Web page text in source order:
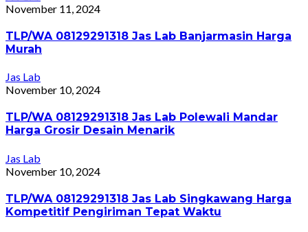
November 11, 2024
TLP/WA 08129291318 Jas Lab Banjarmasin Harga
Murah
Jas Lab
November 10, 2024
TLP/WA 08129291318 Jas Lab Polewali Mandar
Harga Grosir Desain Menarik
Jas Lab
November 10, 2024
TLP/WA 08129291318 Jas Lab Singkawang Harga
Kompetitif Pengiriman Tepat Waktu